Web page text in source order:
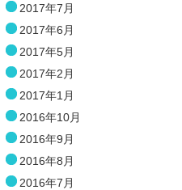
2017年7月
2017年6月
2017年5月
2017年2月
2017年1月
2016年10月
2016年9月
2016年8月
2016年7月